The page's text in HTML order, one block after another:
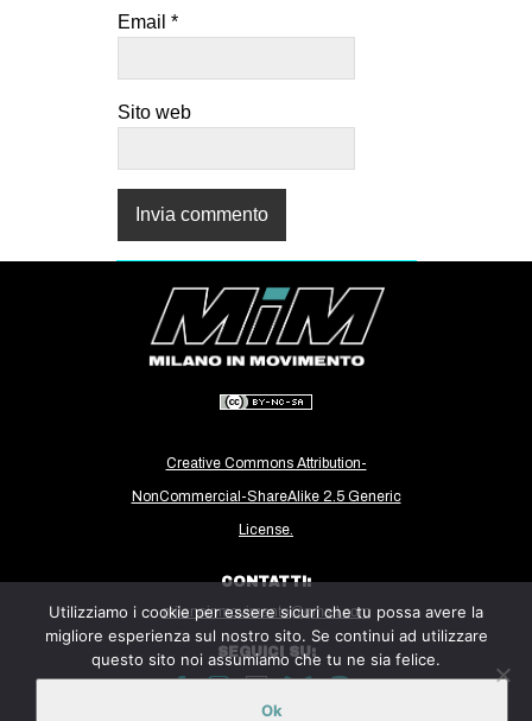
Email *
Sito web
Creative Commons Attribution-
NonCommercial-ShareAlike 2.5 Generic
License.
CONTATTI:
milanoinmovimento@gmail.com
SEGUICI SU:
Utilizziamo i cookie per essere sicuri che tu possa avere la
migliore esperienza sul nostro sito. Se continui ad utilizzare
questo sito noi assumiamo che tu ne sia felice.
Ok